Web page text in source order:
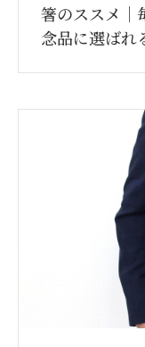
箸のススメ｜
念品に選ばれ